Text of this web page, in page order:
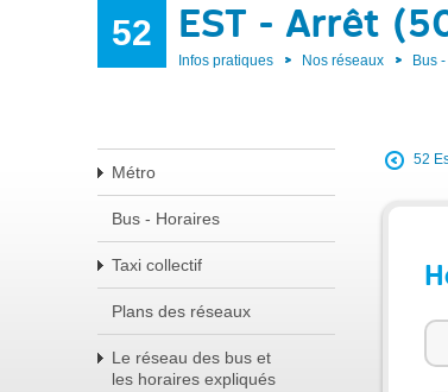
52 EST - Arrêt
Infos pratiques Nos réseaux Bus
Métro
Bus - Horaires
Taxi collectif
Plans des réseaux
Le réseau des bus et
les horaires expliqués
52